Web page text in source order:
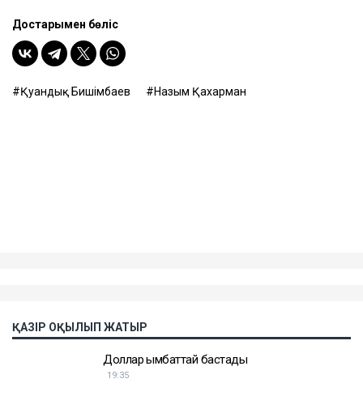
Достарыңмен бөліс
Қуандық Бишімбаев Назым Қахарман
ҚАЗІР ОҚЫЛЫП ЖАТЫР
Доллар қымбаттай бастады
19:35